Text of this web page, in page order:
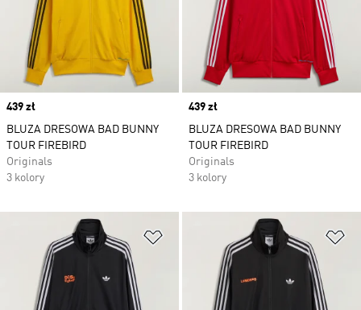
Price
439 zł
BLUZA DRESOWA BAD BUNNY
TOUR FIREBIRD
Originals
3 kolory
Price
439 zł
BLUZA DRESOWA BAD BUNNY
TOUR FIREBIRD
Originals
3 kolory
Dodaj do listy życzeń